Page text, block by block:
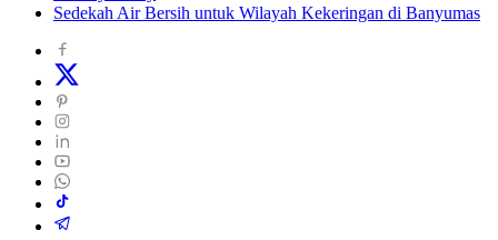
Sedekah Air Bersih untuk Wilayah Kekeringan di Banyumas